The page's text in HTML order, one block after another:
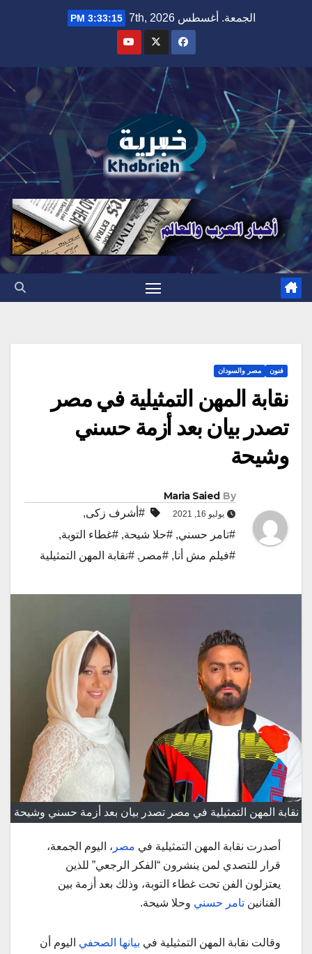
الجمعة. أغسطس 7th, 2026 3:33:16 PM
فنون مصر والسودان
نقابة المهن التمثيلية في مصر
تصدر بيان بعد أزمة حسني
وشيحة
By
Maria Saied
يوليو 16, 2021 #أشرف زكى,
#تامر حسني, #حلا شيحة, #غطاء التوبة,
#فيلم مش أنا, #مصر , #نقابة المهن التمثيلية
نقابة المهن التمثيلية في مصر تصدر بيان بعد أزمة حسني وشيحة
أصدرت نقابة المهن التمثيلية في مصر ، اليوم الجمعة،
قرار للتصدي لمن ينشرون “الفكر الرجعي” للذين
يعتزلون الفن تحت غطاء التوبة، وذلك بعد أزمة بين
الفنانين تامر حسني وحلا شيحة.
وقالت نقابة المهن التمثيلية في بيانها الصحفي اليوم أن